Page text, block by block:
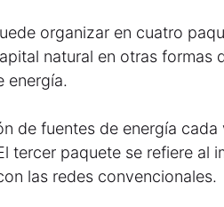
organizar en cuatro
natural en otras formas
energía.
de fuentes de energía cada
tercer paquete se refiere al
las redes convencionales.